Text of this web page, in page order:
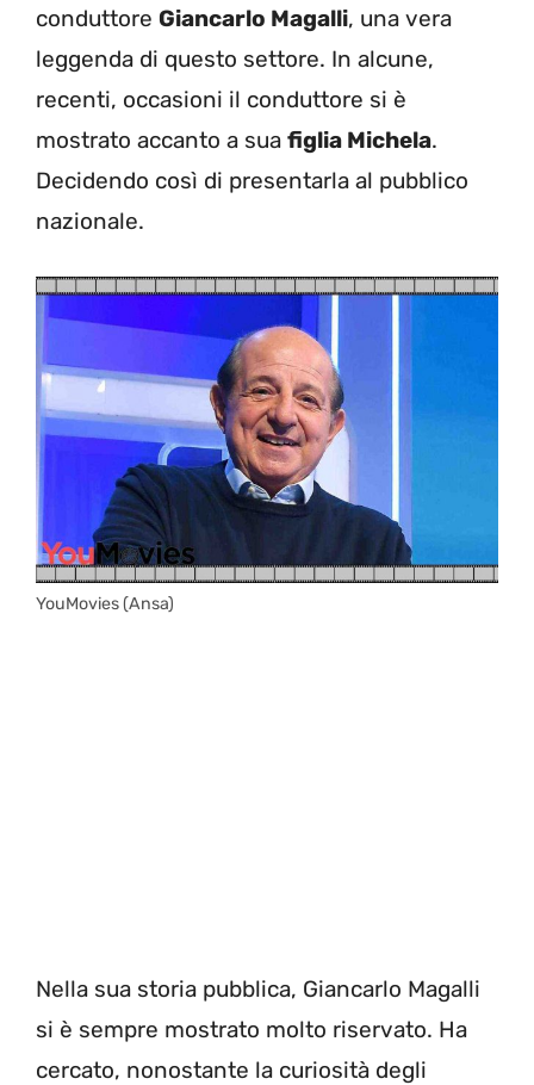
conduttore Giancarlo Magalli, una vera
leggenda di questo settore. In alcune,
recenti, occasioni il conduttore si è
mostrato accanto a sua figlia Michela.
Decidendo così di presentarla al pubblico
nazionale.
YouMovies (Ansa)
Nella sua storia pubblica, Giancarlo Magalli
si è sempre mostrato molto riservato. Ha
cercato, nonostante la curiosità degli